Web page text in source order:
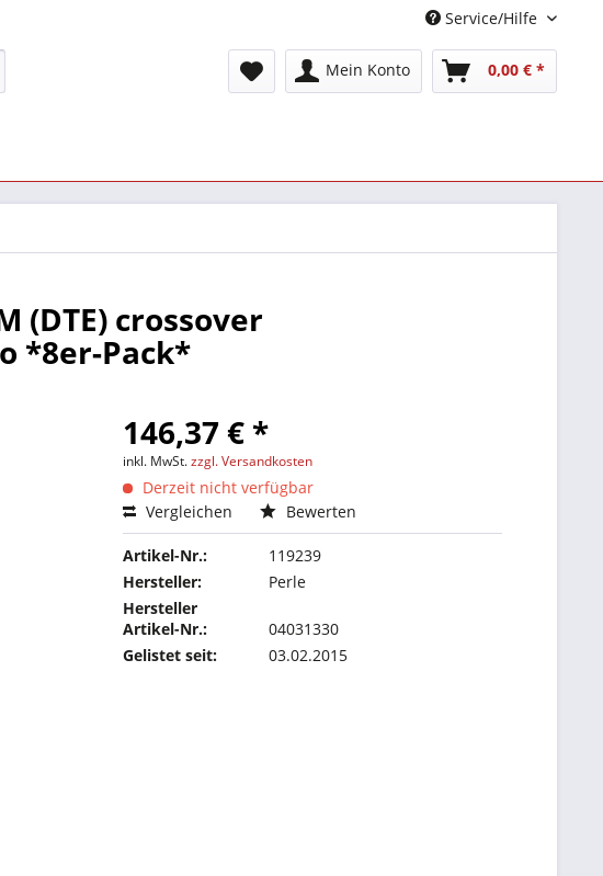
Service/Hilfe
Mein Konto 0,00 € *
(DTE) crossover
*8er-Pack*
146,37 € *
inkl. MwSt.zzgl. Versandkosten
Derzeit nicht verfügbar
Vergleichen
Bewerten
Artikel-Nr.:
119239
Hersteller:
Perle
Hersteller
Artikel-Nr.:
04031330
Gelistet seit:
03.02.2015